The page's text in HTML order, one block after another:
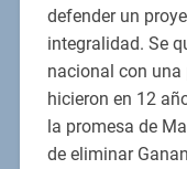
defender un
integralidad. Se
nacional con una
hicieron en 12
la promesa de
de eliminar